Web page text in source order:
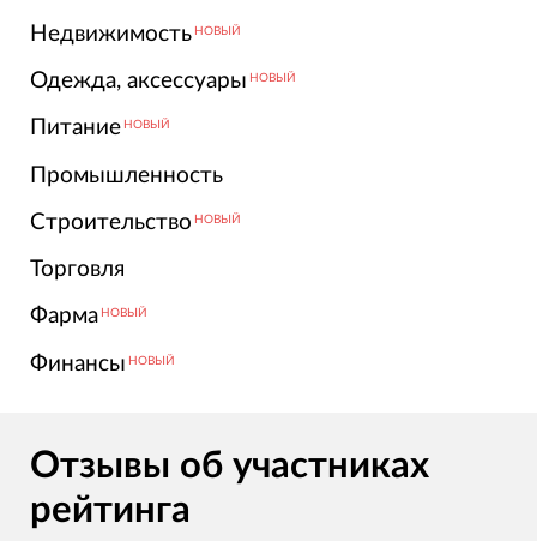
Недвижимость НОВЫЙ
Одежда, аксессуары НОВЫЙ
Питание НОВЫЙ
Промышленность
Строительство НОВЫЙ
Торговля
Фарма НОВЫЙ
Финансы НОВЫЙ
Отзывы об участниках
рейтинга